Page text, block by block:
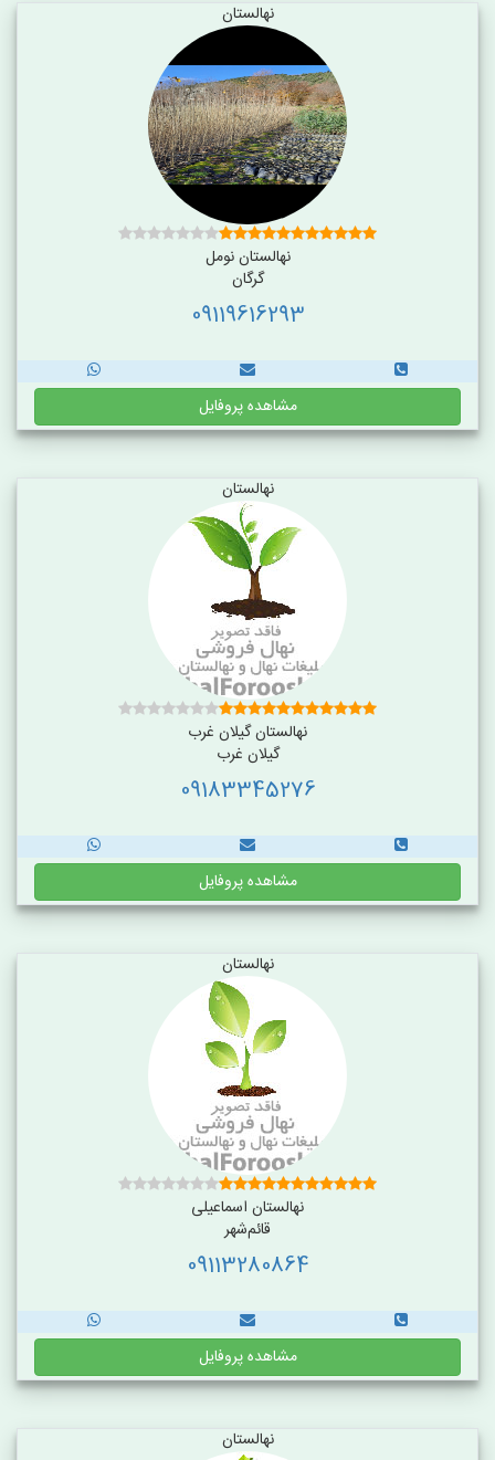
نهالستان
نهالستان نومل
گرگان
09119616293
مشاهده پروفایل
نهالستان
نهالستان گیلان غرب
گیلان غرب
09183345276
مشاهده پروفایل
نهالستان
نهالستان اسماعیلی
قائم‌شهر
09113280864
مشاهده پروفایل
نهالستان